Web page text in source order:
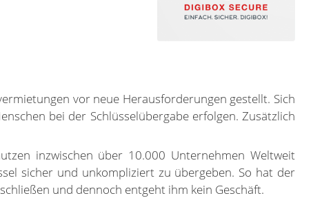
vor neue Herausforderungen gestellt. Sich
bei der Schlüsselübergabe erfolgen. Zusätzlich
inzwischen über 10.000 Unternehmen Weltweit
sicher und unkompliziert zu übergeben. So hat der
und dennoch entgeht ihm kein Geschäft.